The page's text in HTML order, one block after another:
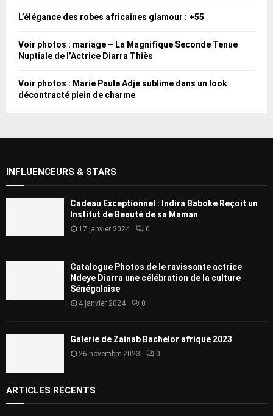
L’élégance des robes africaines glamour : +55
Voir photos : mariage – La Magnifique Seconde Tenue
Nuptiale de l’Actrice Diarra Thiès
Voir photos : Marie Paule Adje sublime dans un look
décontracté plein de charme
INFLUENCEURS & STARS
Cadeau Exceptionnel : Indira Baboke Reçoit un
Institut de Beauté de sa Maman
17 janvier 2024 0
Catalogue Photos de le ravissante actrice
Ndeye Diarra une célébration de la culture
Sénégalaise
4 janvier 2024 0
Galerie de Zainab Bachelor afrique 2023
26 novembre 2023 0
ARTICLES RÉCENTS